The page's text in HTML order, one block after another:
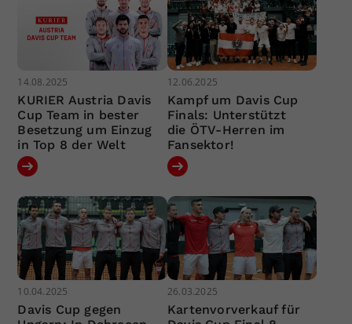
14.08.2025
KURIER Austria Davis
Cup Team in bester
Besetzung um Einzug
in Top 8 der Welt
12.06.2025
Kampf um Davis Cup
Finals: Unterstützt
die ÖTV-Herren im
Fansektor!
10.04.2025
Davis Cup gegen
26.03.2025
Kartenvorverkauf für